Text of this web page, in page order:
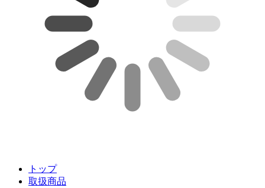
トップ
取扱商品